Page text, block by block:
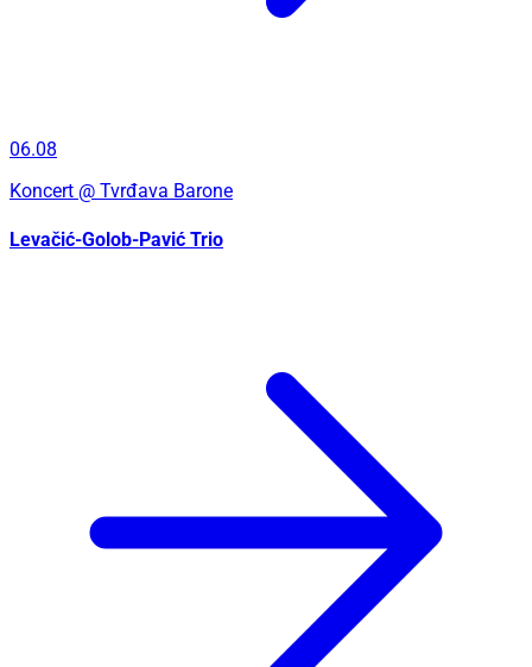
06.08
Koncert @ Tvrđava Barone
Levačić-Golob-Pavić Trio